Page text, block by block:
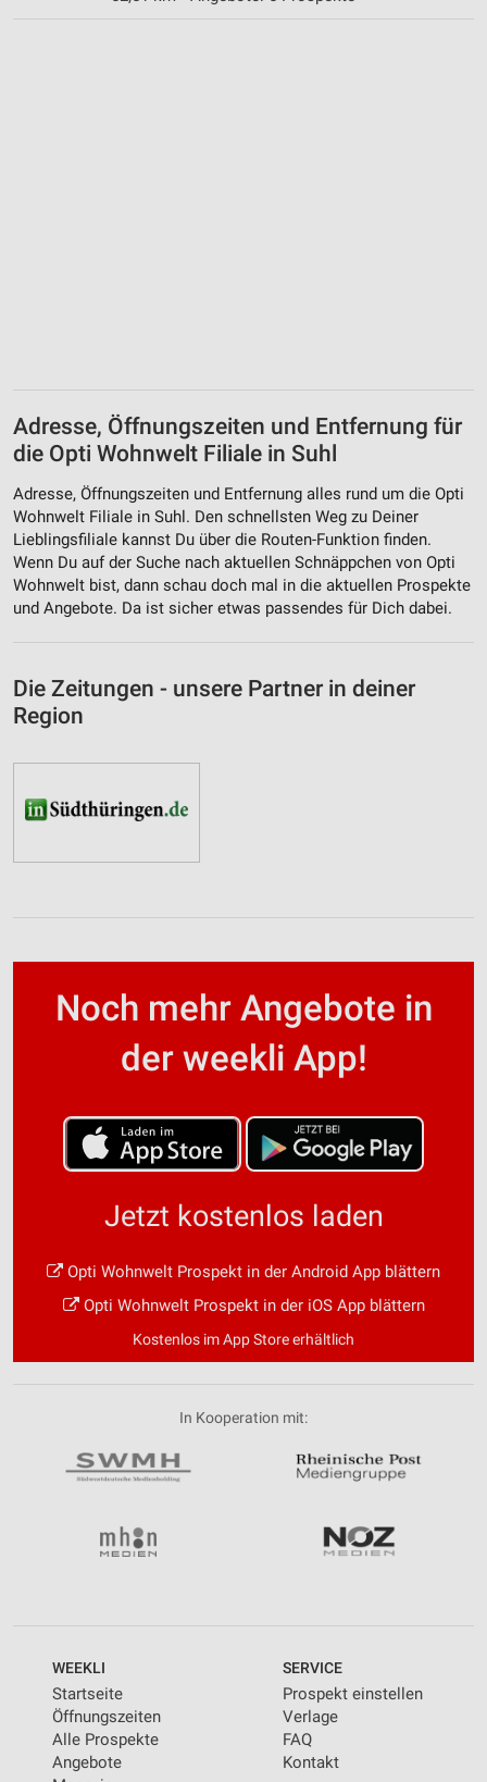
Adresse, Öffnungszeiten und Entfernung für
die Opti Wohnwelt Filiale in Suhl
Adresse, Öffnungszeiten und Entfernung alles rund um die Opti
Wohnwelt Filiale in Suhl. Den schnellsten Weg zu Deiner
Lieblingsfiliale kannst Du über die Routen-Funktion finden.
Wenn Du auf der Suche nach aktuellen Schnäppchen von Opti
Wohnwelt bist, dann schau doch mal in die aktuellen Prospekte
und Angebote. Da ist sicher etwas passendes für Dich dabei.
Die Zeitungen - unsere Partner in deiner
Region
Noch mehr Angebote in
der weekli App!
Jetzt kostenlos laden
Opti Wohnwelt Prospekt in der Android App blättern
Opti Wohnwelt Prospekt in der iOS App blättern
Kostenlos im App Store erhältlich
In Kooperation mit:
WEEKLI
Startseite
Öffnungszeiten
Alle Prospekte
Angebote
SERVICE
Prospekt einstellen
Verlage
FAQ
Kontakt